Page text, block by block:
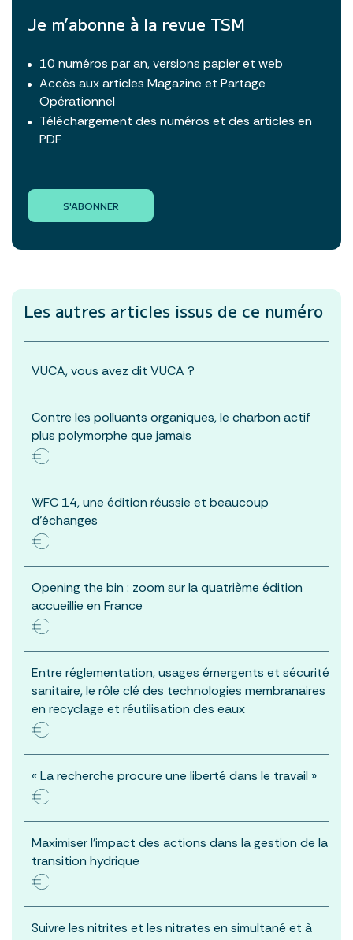
Je m’abonne à la revue TSM
10 numéros par an, versions papier et web
Accès aux articles Magazine et Partage
Opérationnel
Téléchargement des numéros et des articles en
PDF
S'ABONNER
Les autres articles issus de ce numéro
VUCA, vous avez dit VUCA ?
Contre les polluants organiques, le charbon actif
plus polymorphe que jamais
WFC 14, une édition réussie et beaucoup
d’échanges
Opening the bin : zoom sur la quatrième édition
accueillie en France
Entre réglementation, usages émergents et sécurité
sanitaire, le rôle clé des technologies membranaires
en recyclage et réutilisation des eaux
« La recherche procure une liberté dans le travail »
Maximiser l’impact des actions dans la gestion de la
transition hydrique
Suivre les nitrites et les nitrates en simultané et à